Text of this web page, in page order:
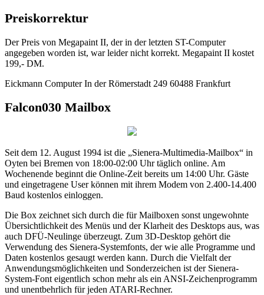
Preiskorrektur
Der Preis von Megapaint II, der in der letzten ST-Computer
angegeben worden ist, war leider nicht korrekt. Megapaint II kostet
199,- DM.
Eickmann Computer In der Römerstadt 249 60488 Frankfurt
Falcon030 Mailbox
Seit dem 12. August 1994 ist die „Sienera-Multimedia-Mailbox“ in
Oyten bei Bremen von 18:00-02:00 Uhr täglich online. Am
Wochenende beginnt die Online-Zeit bereits um 14:00 Uhr. Gäste
und eingetragene User können mit ihrem Modem von 2.400-14.400
Baud kostenlos einloggen.
Die Box zeichnet sich durch die für Mailboxen sonst ungewohnte
Übersichtlichkeit des Menüs und der Klarheit des Desktops aus, was
auch DFÜ-Neulinge überzeugt. Zum 3D-Desktop gehört die
Verwendung des Sienera-Systemfonts, der wie alle Programme und
Daten kostenlos gesaugt werden kann. Durch die Vielfalt der
Anwendungsmöglichkeiten und Sonderzeichen ist der Sienera-
System-Font eigentlich schon mehr als ein ANSI-Zeichenprogramm
und unentbehrlich für jeden ATARI-Rechner.